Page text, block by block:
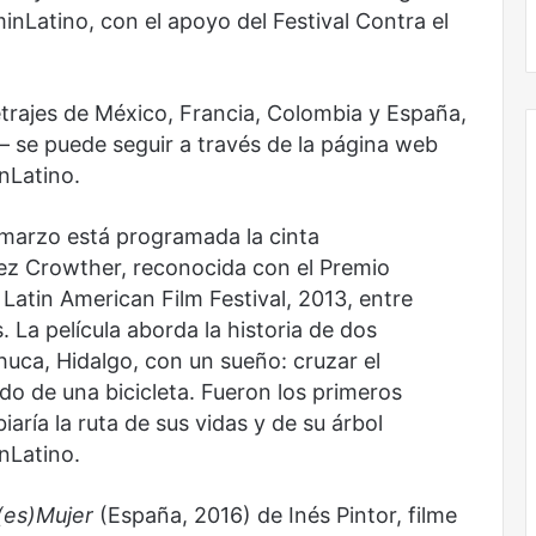
con el apoyo del Festival Contra el
de México, Francia, Colombia y España,
puede seguir a través de la página web
está programada la cinta
Crowther, reconocida con el Premio
American Film Festival, 2013, entre
película aborda la historia de dos
Hidalgo, con un sueño: cruzar el
de una bicicleta. Fueron los primeros
la ruta de sus vidas y de su árbol
(España, 2016) de Inés Pintor, filme
No murió de amor